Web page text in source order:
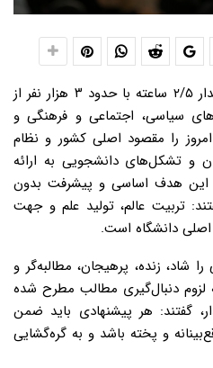
رهبر معظم انقلاب اسلامی در دیدار ۲/۵ ساعته با حدود ۳ هزار نفر از
سیاسی، اجتماعی و فرهنگی و
امروز را مقصود اصلی کشور و نظام
و تشکل‌های دانشجویی به ارائه
این هدف اساسی و پیشرفت بدون
تربیت عالم، تولید علم و جهت
دانشگاه است.
زنده، پرهیجان، مطالبه‌گر و
لزوم دنبال‌گیری مطالب مطرح شده
گفتند: هر پیشنهادی باید ضمن
و پخته باشد و به گره‌گشایی